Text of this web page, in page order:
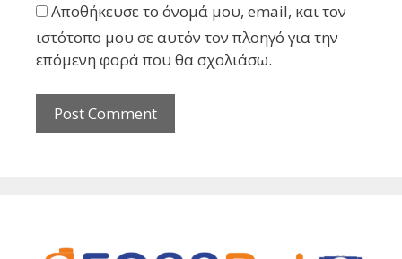
Αποθήκευσε το όνομά μου, email, και τον
ιστότοπο μου σε αυτόν τον πλοηγό για την
επόμενη φορά που θα σχολιάσω.